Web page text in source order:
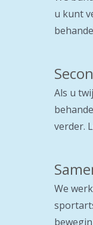
u kunt
Als u
verder.
We